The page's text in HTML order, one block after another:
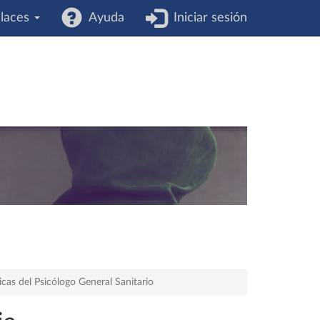
Ayuda Iniciar sesión
del Psicólogo General Sanitario